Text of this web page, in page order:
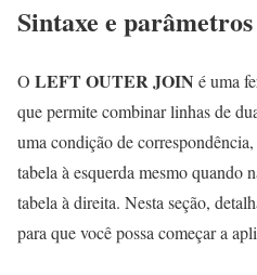
Sintaxe e parâmetros
O LEFT OUTER JOIN é uma
que permite combinar linhas de
uma condição de
tabela à esquerda mesmo quando
tabela à direita. Nesta seção,
para que você possa começar a